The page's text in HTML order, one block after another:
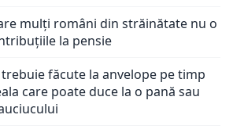
mulți români din străinătate nu o
la pensie
făcute la anvelope pe timp
care poate duce la o pană sau